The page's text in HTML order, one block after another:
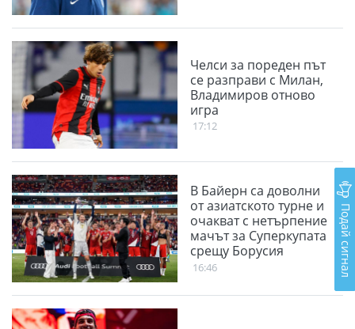
Челси за пореден път
се разправи с Милан,
Владимиров отново
игра
17:12
В Байерн са доволни
от азиатското турне и
очакват с нетърпение
мачът за Суперкупата
срещу Борусия
(Дортмунд)
16:46 Подай сигнал